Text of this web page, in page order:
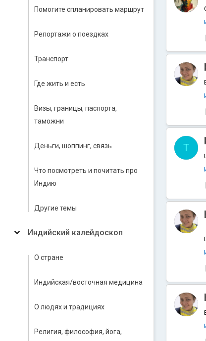
Помогите спланировать маршрут
Репортажи о поездках
Транспорт
Где жить и есть
Визы, границы, паспорта,
таможни
Деньги, шоппинг, связь
Что посмотреть и почитать про
Индию
Другие темы
Индийский калейдоскоп
О стране
Индийская/восточная медицина
О людях и традициях
Религия, философия, йога,
T